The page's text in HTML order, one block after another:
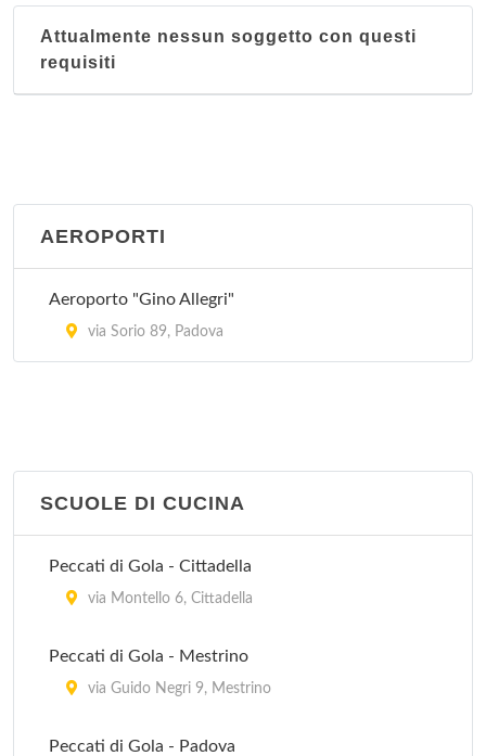
Attualmente nessun soggetto con questi
requisiti
AEROPORTI
Aeroporto "Gino Allegri"
via Sorio 89, Padova
SCUOLE DI CUCINA
Peccati di Gola - Cittadella
via Montello 6, Cittadella
Peccati di Gola - Mestrino
via Guido Negri 9, Mestrino
Peccati di Gola - Padova